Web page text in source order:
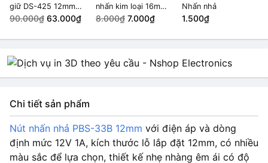
giữ DS-425 12mm
màu Xanh Lá
90.000₫ 63.000₫
nhấn kim loại 16mm
5 chân
8.000₫ 7.000₫
Nhấn nhả
1.500₫
Chi tiết sản phẩm
Nút nhấn nhả PBS-33B 12mm với điện áp và dòng
định mức 12V 1A, kích thước lỗ lắp đặt 12mm, có nhiều
màu sắc để lựa chọn, thiết kế nhẹ nhàng êm ái có độ